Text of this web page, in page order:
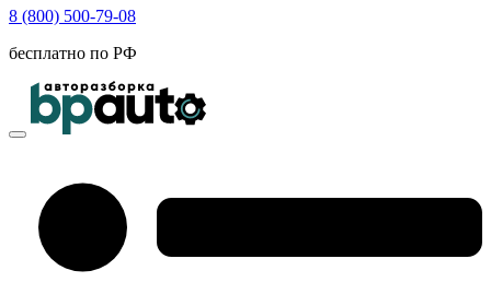
8 (800) 500-79-08
бесплатно по РФ